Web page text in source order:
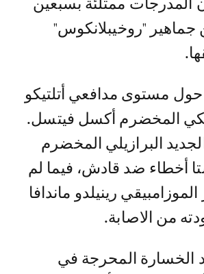
المدرجات ممتلئة بسبعين
"روخيبلانكوس"
مستوى مدافعي أتلتيكو
المخضرم أكسل فيتسل.
البرازيلي المخضرم
أخطاء ضد قادش، فيما لم
رينيلدو ماندافا
من الاصابة.
الخسارة المحرجة في